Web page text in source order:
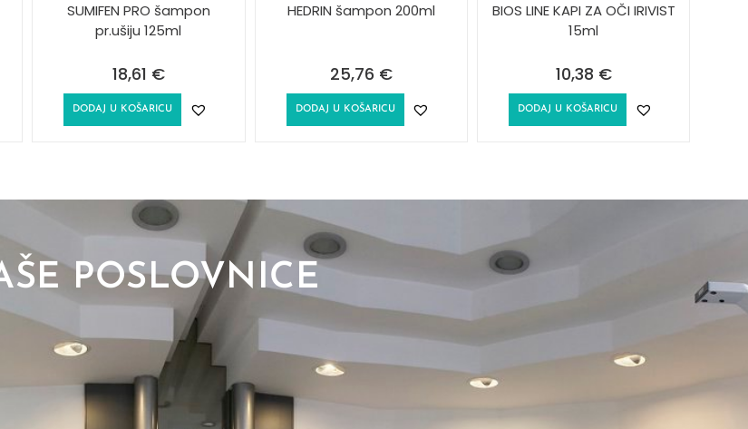
SUMIFEN PRO šampon
pr.ušiju 125ml
18,61 €
DODAJ U KOŠARICU
HEDRIN šampon 200ml
25,76 €
DODAJ U KOŠARICU
BIOS LINE KAPI ZA OČI IRIVIST
15ml
10,38 €
DODAJ U KOŠARICU
POSLOVNICE